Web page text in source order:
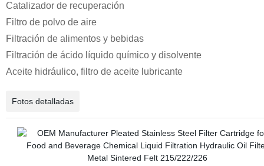
Catalizador de recuperación
Filtro de polvo de aire
Filtración de alimentos y bebidas
Filtración de ácido líquido químico y disolvente
Aceite hidráulico, filtro de aceite lubricante
Fotos detalladas